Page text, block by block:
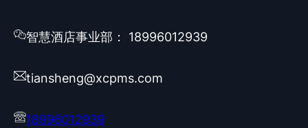
智慧酒店事业部： 18996012939
tiansheng@xcpms.com
18996012939